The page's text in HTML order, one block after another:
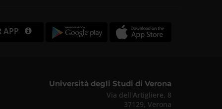
APP
Università degli Studi di Verona
Via dell'Artigliere, 8
37129, Verona